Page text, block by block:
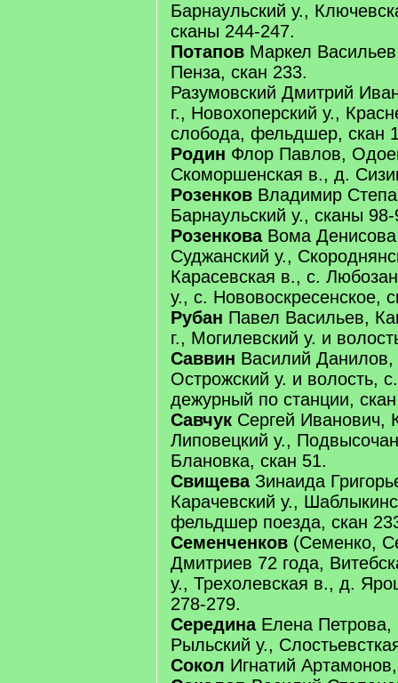
Барнаульский у.,
сканы 244-247.
Потапов Маркел
Пенза, скан 233.
Разумовский Дмитрий
г., Новохоперский у.,
слобода, фельдшер, скан
Родин Флор Павлов,
Скоморшенская в., д.
Розенков Владимир
Барнаульский у., сканы
РозенковаВома
Суджанский у.,
Карасевская в., с.
у., с. Нововоскресенское,
Рубан Павел Васильев,
г., Могилевский у. и
Саввин Василий Данилов,
Острожский у. и волость,
дежурный по станции,
Савчук Сергей Иванович,
Липовецкий у.,
Блановка, скан 51.
СвищеваЗинаида
Карачевский у.,
фельдшер поезда, скан
Семенченков (Семенко,
Дмитриев 72 года,
у., Трехолевская в., д.
278-279.
Середина Елена Петрова,
Рыльский у.,
Сокол Игнатий